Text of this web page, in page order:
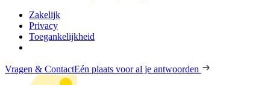
Zakelijk
Privacy
Toegankelijkheid
Vragen & ContactEén plaats voor al je antwoorden